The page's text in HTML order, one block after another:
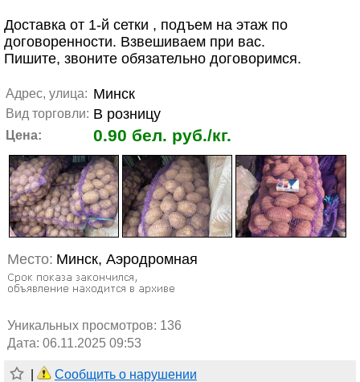
Доставка от 1-й сетки , подъем на этаж по
договоренности. Взвешиваем при вас.
Пишите, звоните обязательно договоримся.
Адрес, улица: Минск
Вид торговли: В розницу
Цена: 0.90 бел. руб./кг.
Место: Минск, Аэродромная
Уникальных просмотров: 136
Дата: 06.11.2025 09:53
Сообщить о нарушении